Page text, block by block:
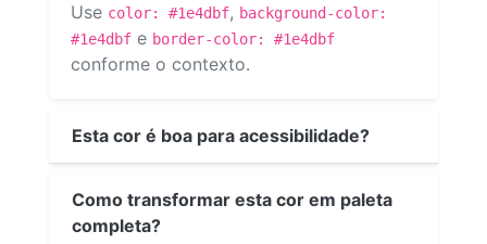
Use color: #1e4dbf, background-color:
#1e4dbf e border-color: #1e4dbf
conforme o contexto.
Esta cor é boa para acessibilidade?
Como transformar esta cor em paleta
completa?